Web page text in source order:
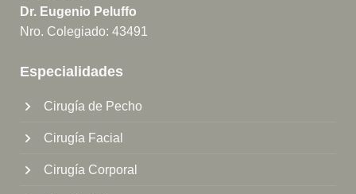
Dr. Eugenio Peluffo
Nro. Colegiado: 43491
Especialidades
Cirugía de Pecho
Cirugía Facial
Cirugía Corporal